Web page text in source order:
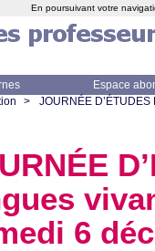
Espace
> JOURN ÉE D’ÉTUDES
ÉE
6
En poursuivant votre